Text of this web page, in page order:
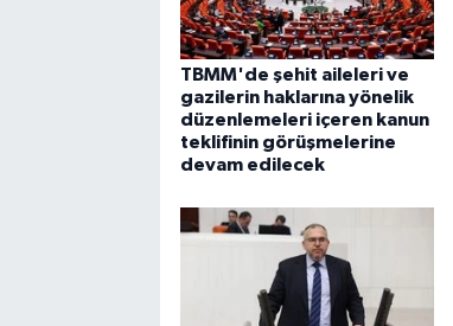
TBMM'de şehit aileleri ve
gazilerin haklarına yönelik
düzenlemeleri içeren kanun
teklifinin görüşmelerine
devam edilecek